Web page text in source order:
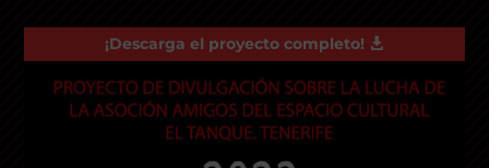
¡Descarga el proyecto completo!